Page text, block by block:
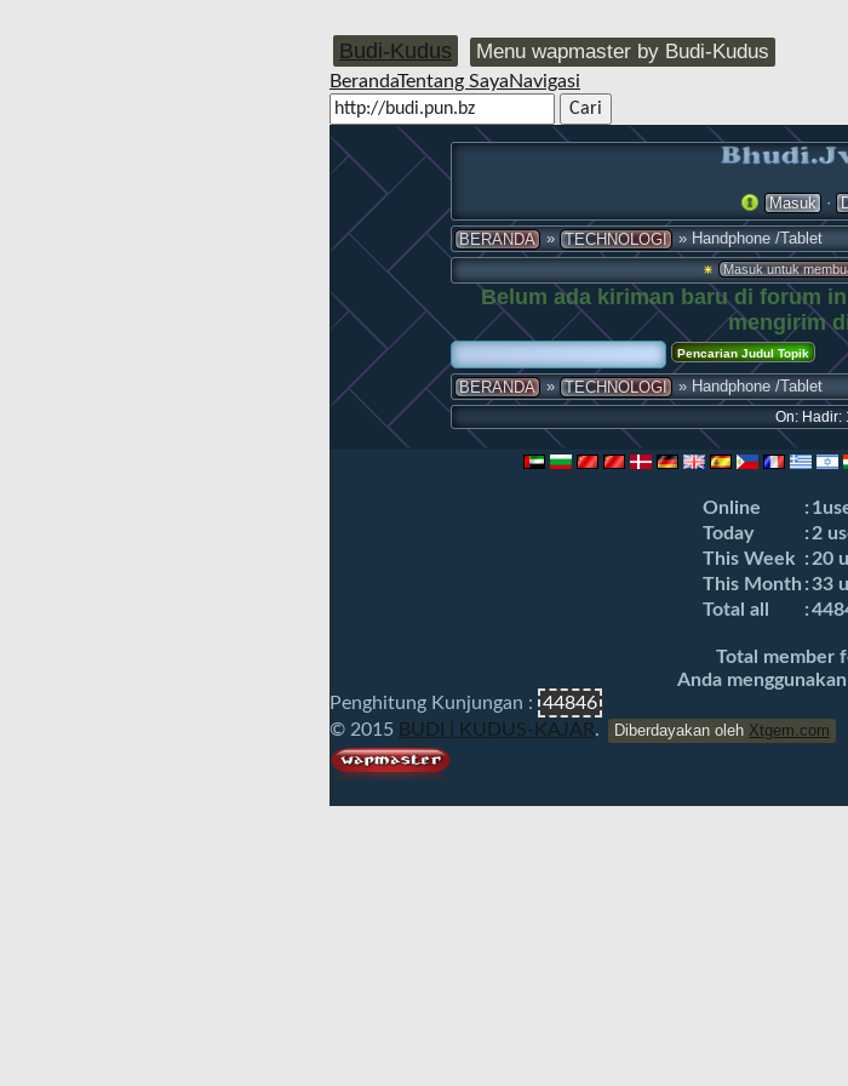
Budi-Kudus Menu wapmaster by Budi-Kudus
BerandaTentang SayaNavigasi
Masuk ·
BERANDA » TECHNOLOGI » Handphone /Tablet
Masuk untuk
Belum ada kiriman baru di forum
mengirim
BERANDA » TECHNOLOGI » Handphone /Tablet
On: Hadir:
Online :
Today
: 2
This Week : 20
This Month :33
Total all
:
Total member
Anda
Penghitung Kunjungan : 44846
© 2015 BUDI | KUDUS-KAJAR. Diberdayakan oleh Xtgem.com